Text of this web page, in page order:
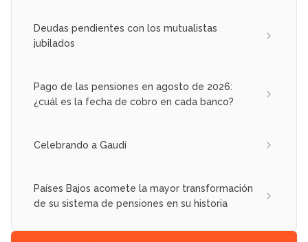
Deudas pendientes con los mutualistas
jubilados
Pago de las pensiones en agosto de 2026:
¿cuál es la fecha de cobro en cada banco?
Celebrando a Gaudí
Países Bajos acomete la mayor transformación
de su sistema de pensiones en su historia